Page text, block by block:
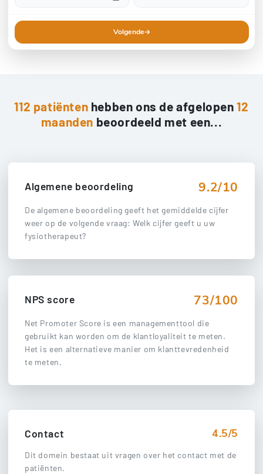
Volgende
112 patiënten hebben ons de afgelopen12
maanden beoordeeld met een...
Algemene beoordeling 9.2/10
De algemene beoordeling geeft het gemiddelde cijfer
weer op de volgende vraag: Welk cijfer geeft u uw
fysiotherapeut?
NPS score 73/100
Net Promoter Score is een managementtool die
gebruikt kan worden om de klantloyaliteit te meten.
Het is een alternatieve manier om klanttevredenheid
te meten.
Contact 4.5/5
Dit domein bestaat uit vragen over het contact met de
patiënten.